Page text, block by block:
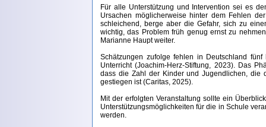
Für alle Unterstützung und Intervention sei es
Ursachen möglicherweise hinter dem Fehlen
schleichend, berge aber die Gefahr, sich zu
wichtig, das Problem früh genug ernst zu
Marianne Haupt weiter.
Schätzungen zufolge fehlen in Deutschland
Unterricht (Joachim-Herz-Stiftung, 2023). Das
dass die Zahl der Kinder und Jugendlichen, die
gestiegen ist (Caritas, 2025).
Mit der erfolgten Veranstaltung sollte ein
Unterstützungsmöglichkeiten für die in Schule
werden.